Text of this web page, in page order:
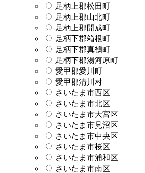
足柄上郡松田町
足柄上郡山北町
足柄上郡開成町
足柄下郡箱根町
足柄下郡真鶴町
足柄下郡湯河原町
愛甲郡愛川町
愛甲郡清川村
さいたま市西区
さいたま市北区
さいたま市大宮区
さいたま市見沼区
さいたま市中央区
さいたま市桜区
さいたま市浦和区
さいたま市南区